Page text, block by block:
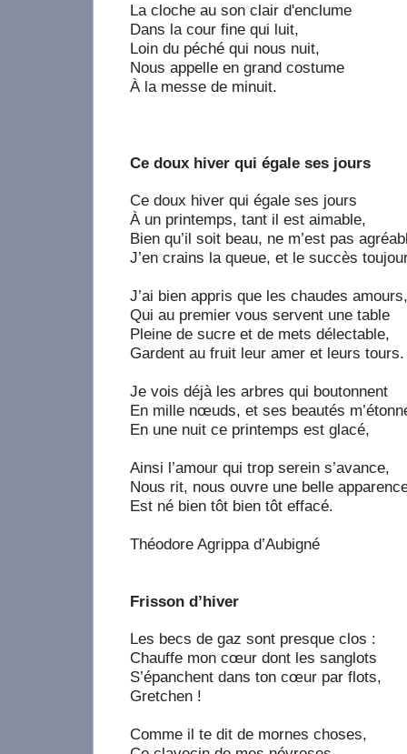
La cloche au son clair d'enclume
Dans la cour fine qui luit,
Loin du péché qui nous nuit,
Nous appelle en grand costume
À la messe de minuit.
Ce doux hiver qui égale ses jours
Ce doux hiver qui égale ses jours
À un printemps, tant il est aimable,
Bien qu’il soit beau, ne m’est pas
J’en crains la queue, et le succès
J’ai bien appris que les chaudes amours,
Qui au premier vous servent une table
Pleine de sucre et de mets délectable,
Gardent au fruit leur amer et leurs tours.
Je vois déjà les arbres qui boutonnent
En mille nœuds, et ses beautés
En une nuit ce printemps est glacé,
Ainsi l’amour qui trop serein s’avance,
Nous rit, nous ouvre une belle
Est né bien tôt bien tôt effacé.
Théodore Agrippa d’Aubigné
Frisson d’hiver
Les becs de gaz sont presque clos :
Chauffe mon cœur dont les sanglots
S’épanchent dans ton cœur par flots,
Gretchen !
Comme il te dit de mornes choses,